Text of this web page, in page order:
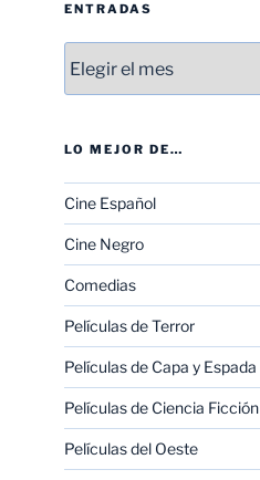
ENTRADAS
LO MEJOR DE…
Cine Español
Cine Negro
Comedias
Películas de Terror
Películas de Capa y Espada
Películas de Ciencia Ficción
Películas del Oeste